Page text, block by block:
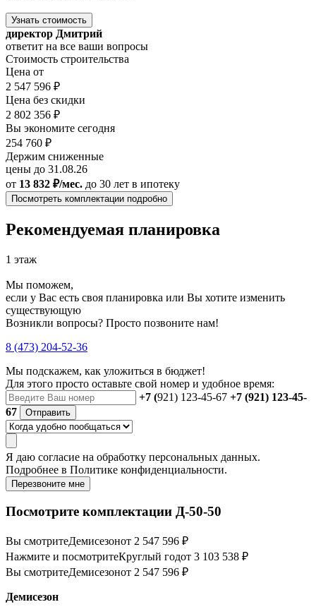
Узнать стоимость
директор Дмитрий
ответит на все ваши вопросы
Стоимость строительства
Цена от
2 547 596 ₽
Цена без скидки
2 802 356 ₽
Вы экономите сегодня
254 760 ₽
Держим сниженные
цены до 31.08.26
от 13 832 ₽/мес. до 30 лет в ипотеку
Посмотреть комплектации подробно
Рекомендуемая планировка
1 этаж
Мы поможем,
если у Вас есть своя планировка или Вы хотите изменить
существующую
Возникли вопросы? Просто позвоните нам!
8 (473) 204-52-36
Мы подскажем, как уложиться в бюджет!
Для этого просто оставьте свой номер и удобное время:
+7 (921) 123-45-67 +7 (921) 123-45-
67
Отправить
Я даю согласие на обработку персональных данных.
Подробнее в Политике конфиденциальности.
Перезвоните мне
Посмотрите комплектации Д-50-50
Вы смотритеДемисезонот 2 547 596 ₽
Нажмите и посмотритеКруглый годот 3 103 538 ₽
Вы смотритеДемисезонот 2 547 596 ₽
Демисезон